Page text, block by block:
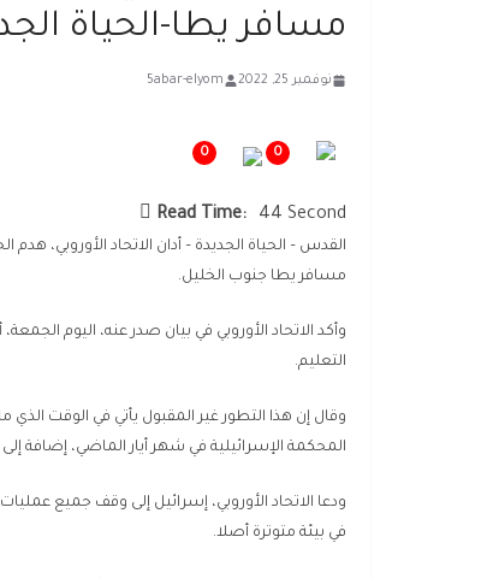
مسافر يطا-الحياة
نوفمبر 25, 2022 5abar-elyom
0
0
Read Time: 44 Second
القدس – الحياة الجديدة – أدان الاتحاد الأوروبي،
مسافر يطا جنوب الخليل.
وأكد الاتحاد الأوروبي في بيان صدر عنه، اليوم
التعليم.
المحكمة الإسرائيلية في شهر أيار الماضي، إضافة
ودعا الاتحاد الأوروبي، إسرائيل إلى وقف جميع
في بيئة متوترة أصلا.